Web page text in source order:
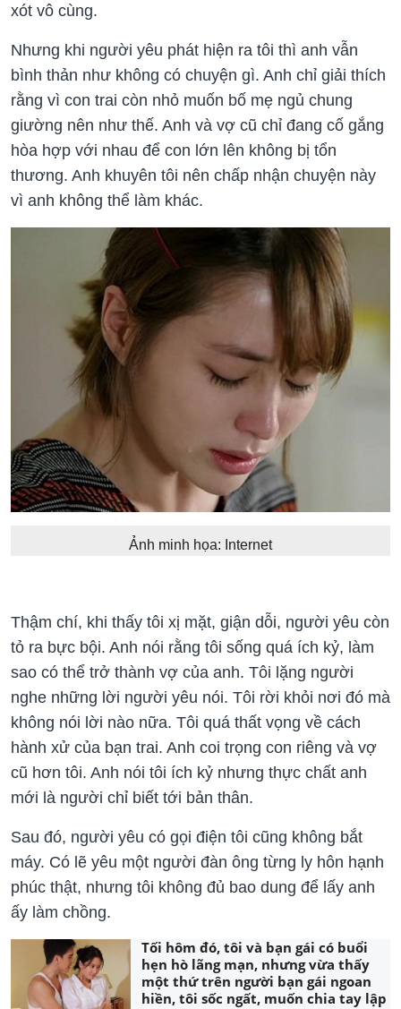
xót vô cùng.
Nhưng khi người yêu phát hiện ra tôi thì anh vẫn
bình thản như không có chuyện gì. Anh chỉ giải thích
rằng vì con trai còn nhỏ muốn bố mẹ ngủ chung
giường nên như thế. Anh và vợ cũ chỉ đang cố gắng
hòa hợp với nhau để con lớn lên không bị tổn
thương. Anh khuyên tôi nên chấp nhận chuyện này
vì anh không thể làm khác.
Ảnh minh họa: Internet
Thậm chí, khi thấy tôi xị mặt, giận dỗi, người yêu còn
tỏ ra bực bội. Anh nói rằng tôi sống quá ích kỷ, làm
sao có thể trở thành vợ của anh. Tôi lặng người
nghe những lời người yêu nói. Tôi rời khỏi nơi đó mà
không nói lời nào nữa. Tôi quá thất vọng về cách
hành xử của bạn trai. Anh coi trọng con riêng và vợ
cũ hơn tôi. Anh nói tôi ích kỷ nhưng thực chất anh
mới là người chỉ biết tới bản thân.
Sau đó, người yêu có gọi điện tôi cũng không bắt
máy. Có lẽ yêu một người đàn ông từng ly hôn hạnh
phúc thật, nhưng tôi không đủ bao dung để lấy anh
ấy làm chồng.
Tối hôm đó, tôi và bạn gái có buổi
hẹn hò lãng mạn, nhưng vừa thấy
một thứ trên người bạn gái ngoan
hiền, tôi sốc ngất, muốn chia tay lập